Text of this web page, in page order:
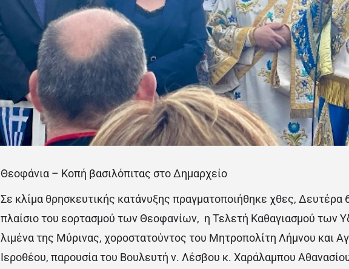
Θεοφάνια – Κοπή βασιλόπιτας στο Δημαρχείο
Σε κλίμα θρησκευτικής κατάνυξης πραγματοποιήθηκε χθες, Δευτέρα
πλαίσιο του εορτασμού των Θεοφανίων, η Τελετή Καθαγιασμού των
λιμένα της Μύρινας, χοροστατούντος του Μητροπολίτη Λήμνου και
Ιεροθέου, παρουσία του Βουλευτή ν. Λέσβου κ. Χαράλαμπου